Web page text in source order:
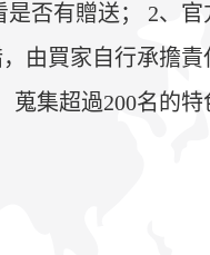
否有贈送； 2、
由買家自行承擔責
集超過200名的